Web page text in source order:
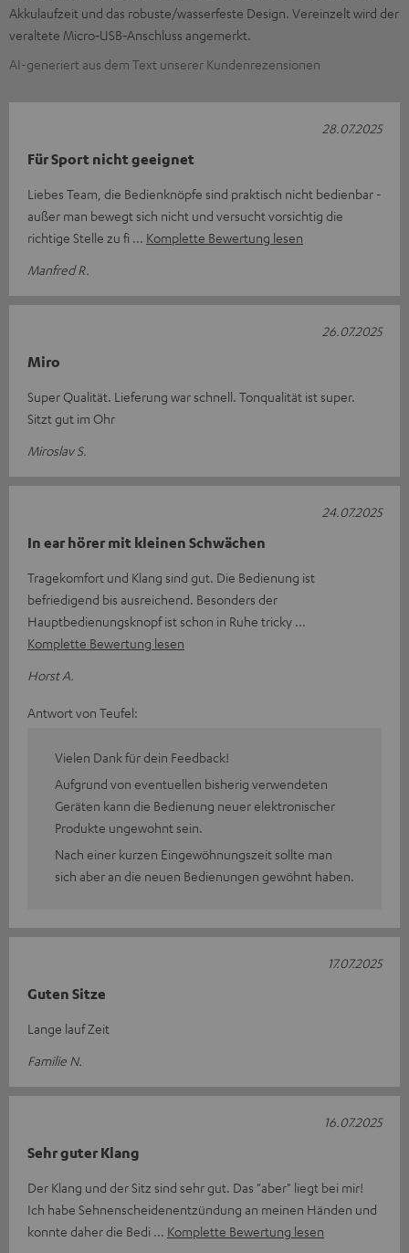
Akkulaufzeit und das robuste/wasserfeste Design. Vereinzelt wird der
veraltete Micro‑USB‑Anschluss angemerkt.
AI-generiert aus dem Text unserer Kundenrezensionen
Für Sport nicht geeignet
Liebes Team, die Bedienknöpfe sind praktisch nicht bedienbar -
außer man bewegt sich nicht und versucht vorsichtig die
richtige Stelle zu fi
Komplette Bewertung lesen
Manfred R.
28.07.2025
Miro
Super Qualität. Lieferung war schnell. Tonqualität ist super.
Sitzt gut im Ohr
Miroslav S.
26.07.2025
In ear hörer mit kleinen Schwächen
Tragekomfort und Klang sind gut. Die Bedienung ist
befriedigend bis ausreichend. Besonders der
Hauptbedienungsknopf ist schon in Ruhe tricky
Komplette Bewertung lesen
Horst A.
24.07.2025
Antwort von Teufel:
Vielen Dank für dein Feedback!
Aufgrund von eventuellen bisherig verwendeten
Geräten kann die Bedienung neuer elektronischer
Produkte ungewohnt sein.
Nach einer kurzen Eingewöhnungszeit sollte man
sich aber an die neuen Bedienungen gewöhnt haben.
Guten Sitze
Lange lauf Zeit
Familie N.
17.07.2025
Sehr guter Klang
Der Klang und der Sitz sind sehr gut. Das "aber" liegt bei mir!
Ich habe Sehnenscheidenentzündung an meinen Händen und
konnte daher die Bedi
Komplette Bewertung lesen
16.07.2025